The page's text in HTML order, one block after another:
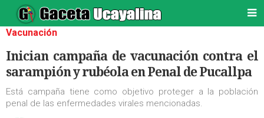
Vacunación
Inician campaña de vacunación contra el
sarampión y rubéola en Penal de Pucallpa
Está campaña tiene como objetivo proteger a la población
penal de las enfermedades virales mencionadas.